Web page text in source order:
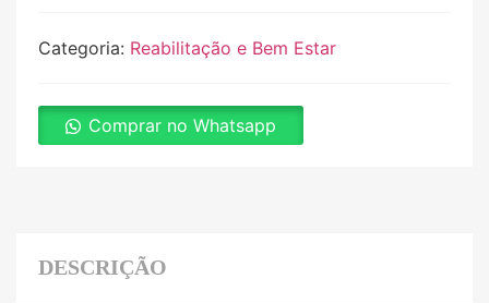
Categoria: Reabilitação e Bem Estar
Comprar no Whatsapp
DESCRIÇÃO